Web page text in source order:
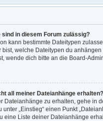
sind in diesem Forum zulässig?
kann bestimmte Dateitypen
bist, welche Dateitypen du
wende dich bitte an die Board-
all meiner Dateianhänge erhalten?
Dateianhänge zu erhalten, gehe in
unter „Einstieg“ einen Punkt
eine Liste deiner Dateianhänge